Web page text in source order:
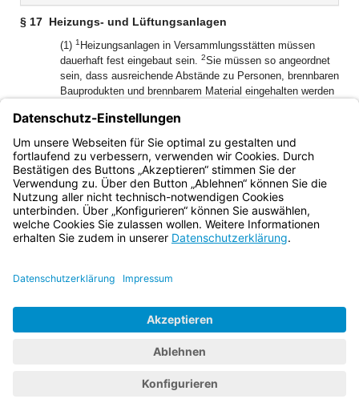
§ 17 Heizungs- und Lüftungsanlagen
(1) 1 Heizungsanlagen in Versammlungsstätten müssen
dauerhaft fest eingebaut sein. 2Sie müssen so angeordnet
sein, dass ausreichende Abstände zu Personen, brennbaren
Bauprodukten und brennbarem Material eingehalten werden
(2) Versammlungsräume und sonstige Aufenthaltsräume mit
mehr als 200 m2Grundfläche müssen Lüftungsanlagen
haben.
Bayern.de
BayernPortal
Impressum